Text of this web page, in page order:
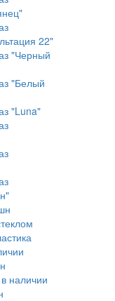
22"
"Черный
"Белый
"Luna"
наличии